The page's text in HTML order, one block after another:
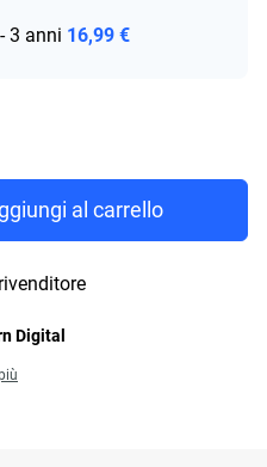
3 anni 16,99 €
€
al carrello
Digital